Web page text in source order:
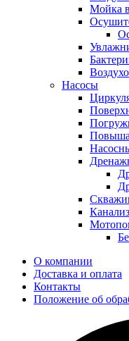
Мойка
Насосы
О компании
Доставка и оплата
Контакты
Положение об